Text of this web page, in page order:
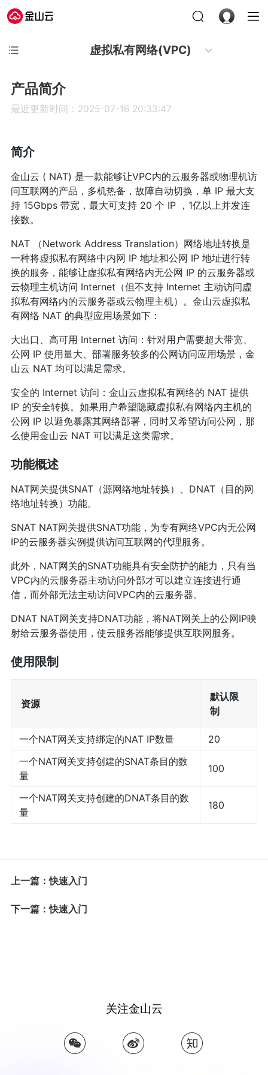
虚拟私有网络(VPC)
产品简介
最近更新时间：2025-07-16 20:33:47
简介
金山云 ( NAT) 是一款能够让VPC内的云服务器或物理机访
问互联网的产品，多机热备，故障自动切换，单 IP 最大支
持 15Gbps 带宽，最大可支持 20 个 IP ，1亿以上并发连
接数。
NAT （Network Address Translation）网络地址转换是
一种将虚拟私有网络中内网 IP 地址和公网 IP 地址进行转
换的服务，能够让虚拟私有网络内无公网 IP 的云服务器或
云物理主机访问 Internet（但不支持 Internet 主动访问虚
拟私有网络内的云服务器或云物理主机）。金山云虚拟私
有网络 NAT 的典型应用场景如下：
大出口、高可用 Internet 访问：针对用户需要超大带宽、
公网 IP 使用量大、部署服务较多的公网访问应用场景，金
山云 NAT 均可以满足需求。
安全的 Internet 访问：金山云虚拟私有网络的 NAT 提供
IP 的安全转换。如果用户希望隐藏虚拟私有网络内主机的
公网 IP 以避免暴露其网络部署，同时又希望访问公网，那
么使用金山云 NAT 可以满足这类需求。
功能概述
NAT网关提供SNAT（源网络地址转换）、DNAT（目的网
络地址转换）功能。
SNAT NAT网关提供SNAT功能，为专有网络VPC内无公网
IP的云服务器实例提供访问互联网的代理服务。
此外，NAT网关的SNAT功能具有安全防护的能力，只有当
VPC内的云服务器主动访问外部才可以建立连接进行通
信，而外部无法主动访问VPC内的云服务器。
DNAT NAT网关支持DNAT功能，将NAT网关上的公网IP映
射给云服务器使用，使云服务器能够提供互联网服务。
使用限制
资源
默认限
制
一个NAT网关支持绑定的NAT IP数量
20
一个NAT网关支持创建的SNAT条目的数
量
100
一个NAT网关支持创建的DNAT条目的数
量
180
上一篇：快速入门
下一篇：快速入门
关注金山云